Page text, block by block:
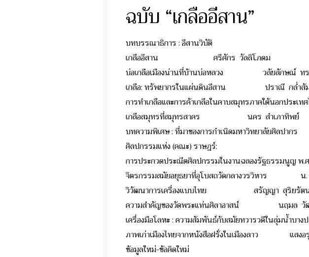
ฉบับ “เกลืออีสาน”
บทบรรณาธิการ : อีสานวิบัติ
เกลืออีสาน ศรีศักร วัลลิโภดม
บ่อเกลือเมืองน่านที่บ้านบ่อหลวง วลัยลักษณ์ ทร
เกลือ: ทรัพยากรในแผ่นดินอีสาน ปราณี กล่ำส้
การทำเกลือและการค้าเกลือในคาบสมุทรภาคใต้นอกปร
เกลือสมุทรที่สมุทรสาคร นคร สำเภาทิพย์
บทความพิเศษ : ที่มาของการกำเนิดมหาวิทยาลัยศิลปา
ศิลปกรรมแห่ง (คณะ) ราษฎร์:
การประกวดประณีตศิลปกรรมในงานฉลองรัฐธรรมนูญ
จิตรกรรมสมัยอยุธยาที่อุโบสถวัดกลางวรวิหาร น.
วิวัฒนาการเครื่องแบบไทย สรัญญา สุริยรัต
ความสำคัญของวัดพระแท่นศิลาอาสน์ นฤมล วั
เครื่องมือโลหะ : ความสัมพันธ์กับสมัยทวารวดีในลุ่มน้ำบ
ภาพเก่าเมืองไทยจากหนังสือฝรั่งในเมืองลาว แสง
ข้อมูลใหม่-ข้อคิดใหม่